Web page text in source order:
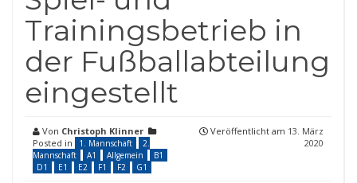
Trainingsbetrieb in
der Fußballabteilung
eingestellt
Von Christoph Klinner
Posted in
1. Mannschaft
2.
Mannschaft
A1 Allgemein
B1
D1
E1 E2 F1 F2 G1
Veröffentlicht am 13. März
2020